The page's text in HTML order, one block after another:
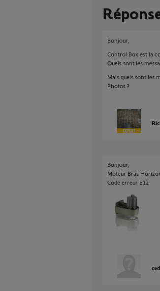
Bonjour,
Control Box est la
Quels sont les
Mais quels sont les
Photos ?
Bonjour,
Moteur Bras
Code erreur E12